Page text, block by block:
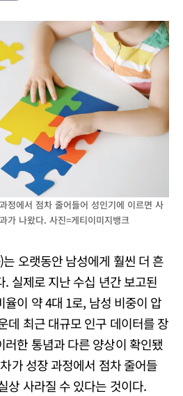
정에서 점차 줄어들어 성인기에 이르면 사
가 나왔다. 사진=게티이미지뱅크
오랫동안 남성에게 훨씬 더 흔
실제로 지난 수십 년간 보고된
이 약 4대 1로, 남성 비중이 압
데 최근 대규모 인구 데이터를 장
한 통념과 다른 양상이 확인됐
가 성장 과정에서 점차 줄어들
상 사라질 수 있다는 것이다.